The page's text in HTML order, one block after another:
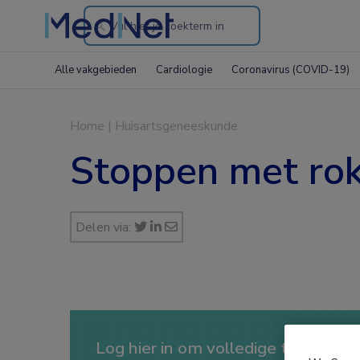
Search
the
Alle vakgebieden Cardiologie Coronavirus (COVID-19)
Home | Huisartsgeneeskunde
Stoppen met
Delen via:
Log hier in om volledige toegang